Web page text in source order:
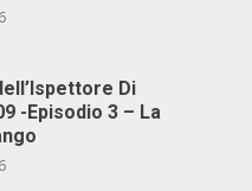
Di
-Episodio 3 – La